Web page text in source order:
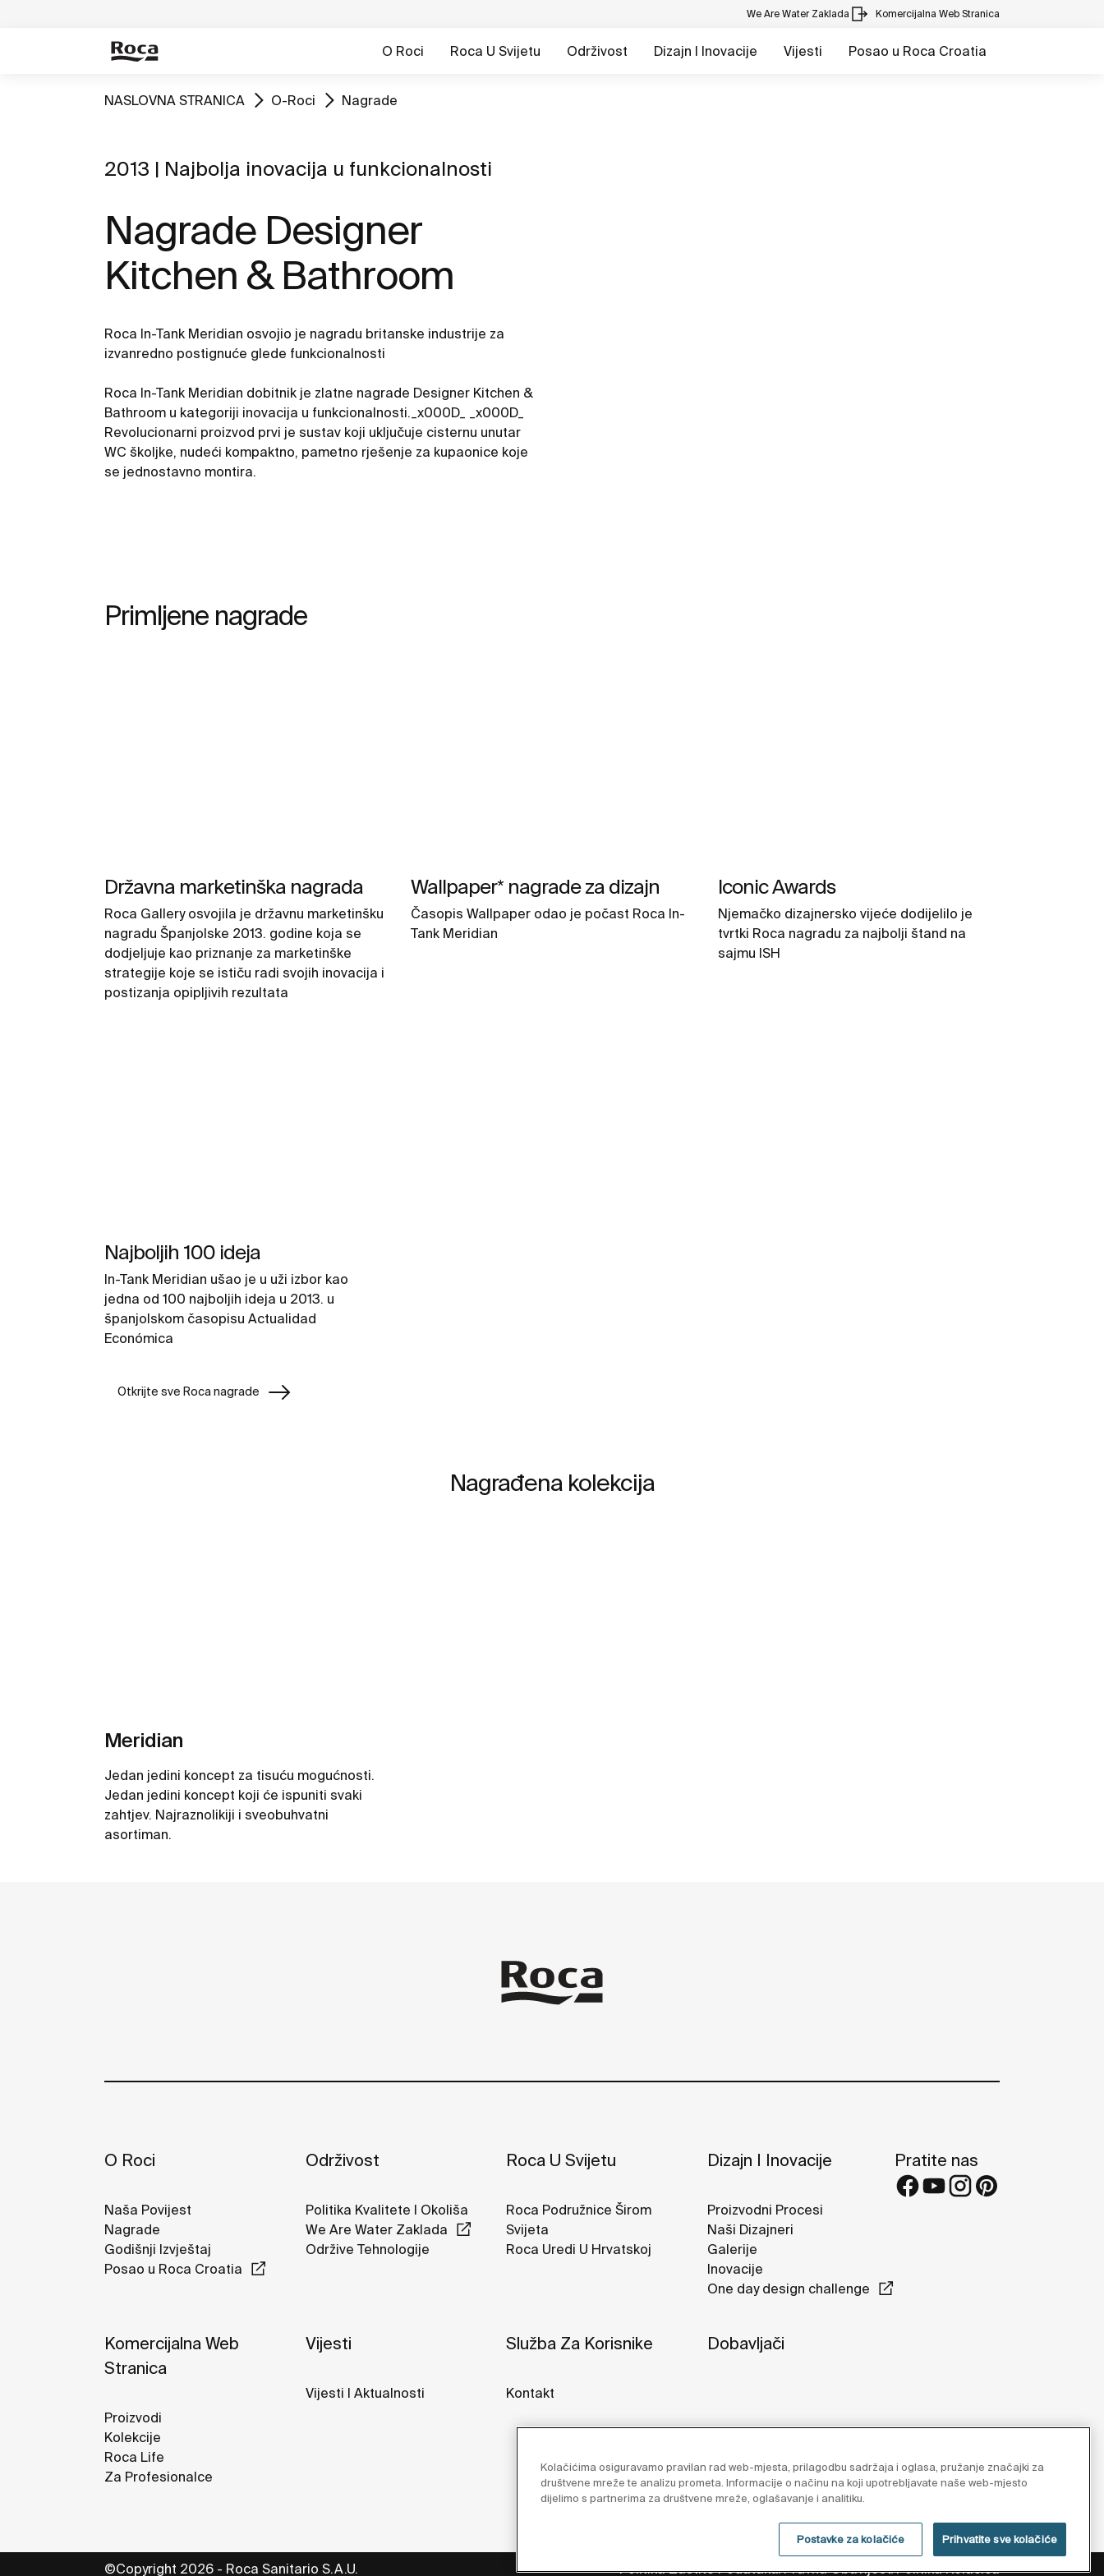
We Are Water Zaklada Komercijalna Web Stranica
O Roci Roca U Svijetu Održivost Dizajn I Inovacije Vijesti Posao u Roca Croatia
NASLOVNA STRANICA O-Roci Nagrade
2013 | Najbolja inovacija u funkcionalnosti
Nagrade Designer
Kitchen & Bathroom
Roca In-Tank Meridian osvojio je nagradu britanske industrije za
izvanredno postignuće glede funkcionalnosti
Roca In-Tank Meridian dobitnik je zlatne nagrade Designer Kitchen &
Bathroom u kategoriji inovacija u funkcionalnosti._x000D_ _x000D_
Revolucionarni proizvod prvi je sustav koji uključuje cisternu unutar
WC školjke, nudeći kompaktno, pametno rješenje za kupaonice koje
se jednostavno montira.
Primljene nagrade
Državna marketinška nagrada
Roca Gallery osvojila je državnu marketinšku
nagradu Španjolske 2013. godine koja se
dodjeljuje kao priznanje za marketinške
strategije koje se ističu radi svojih inovacija i
postizanja opipljivih rezultata
Wallpaper* nagrade za dizajn
Časopis Wallpaper odao je počast Roca In-
Tank Meridian
Iconic Awards
Njemačko dizajnersko vijeće dodijelilo je
tvrtki Roca nagradu za najbolji štand na
sajmu ISH
Najboljih 100 ideja
In-Tank Meridian ušao je u uži izbor kao
jedna od 100 najboljih ideja u 2013. u
španjolskom časopisu Actualidad
Económica
Otkrijte sve Roca nagrade
Nagrađena kolekcija
Meridian
Jedan jedini koncept za tisuću mogućnosti.
Jedan jedini koncept koji će ispuniti svaki
zahtjev. Najraznolikiji i sveobuhvatni
asortiman.
O Roci
Naša Povijest
Nagrade
Godišnji Izvještaj
Posao u Roca Croatia
Održivost
Politika Kvalitete I Okoliša
We Are Water Zaklada
Održive Tehnologije
Roca U Svijetu
Roca Podružnice Širom
Svijeta
Roca Uredi U Hrvatskoj
Dizajn I Inovacije
Proizvodni Procesi
Naši Dizajneri
Galerije
Inovacije
One day design challenge
Komercijalna Web
Stranica
Proizvodi
Kolekcije
Roca Life
Za Profesionalce
Vijesti
Vijesti I Aktualnosti
Služba Za Korisnike
Kontakt
Dobavljači
Pratite nas
Politika Zaštite Podataka Pravna Obavijest Politika Kolačića
©Copyright 2026 - Roca Sanitario S.A.U.
Kolačićima osiguravamo pravilan rad web-mjesta, prilagodbu sadržaja i oglasa, pružanje značajki za
društvene mreže te analizu prometa. Informacije o načinu na koji upotrebljavate naše web-mjesto
dijelimo s partnerima za društvene mreže, oglašavanje i analitiku.
Postavke za kolačiće Prihvatite sve kolačiće